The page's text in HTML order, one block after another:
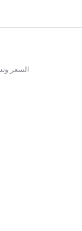
السعر